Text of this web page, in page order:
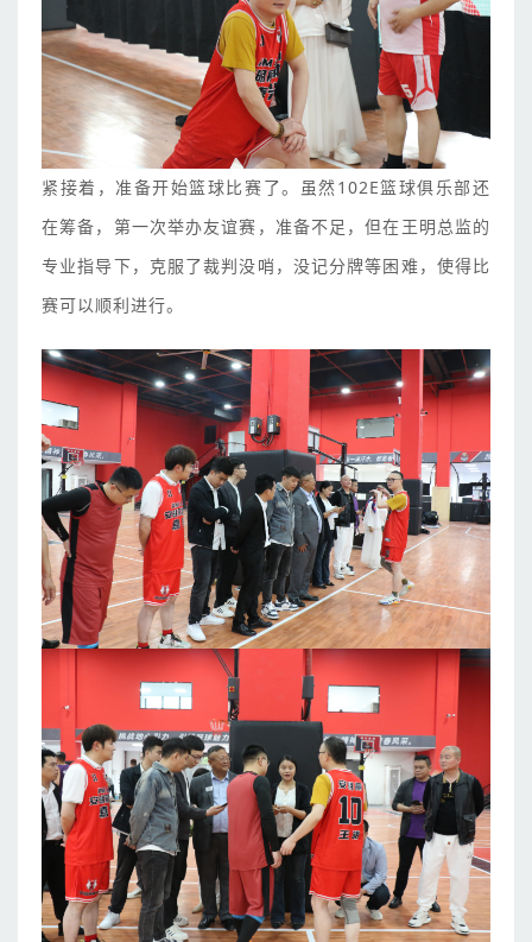
紧接着，准备开始篮球比赛了。虽然102E篮球俱乐部还
在筹备，第一次举办友谊赛，准备不足，但在王明总监的
专业指导下，克服了裁判没哨，没记分牌等困难，使得比
赛可以顺利进行。